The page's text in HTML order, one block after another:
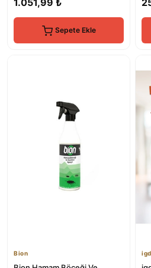
Sepete Ekle
Bion